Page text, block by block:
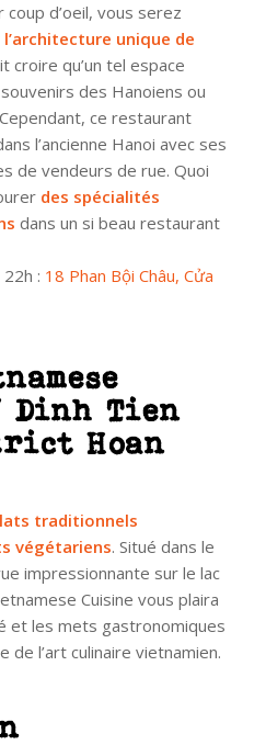
d’oeil, vous serez
l’architecture unique de
croire qu’un tel espace
des Hanoiens ou
ce restaurant
l’ancienne Hanoi avec ses
de vendeurs de rue. Quoi
des spécialités
dans un si beau restaurant
: 18 Phan Bội Châu, Cửa
Dinh Tien
Hoan
traditionnels
végétariens. Situé dans le
impressionnante sur le lac
Cuisine vous plaira
et les mets gastronomiques
l’art culinaire vietnamien.